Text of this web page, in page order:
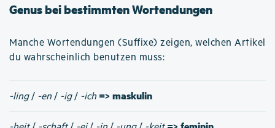
Genus bei bestimmten Wortendungen
Manche Wortendungen (Suffixe) zeigen, welchen Artikel
du wahrscheinlich benutzen muss:
-ling/ -en / -ig/ -ich => maskulin